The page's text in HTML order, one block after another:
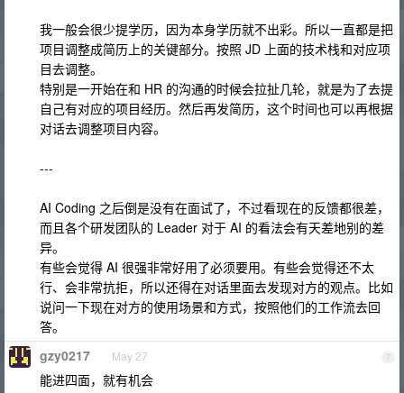
我一般会很少提学历，因为本身学历就不出彩。所以一直都是把
项目调整成简历上的关键部分。按照 JD 上面的技术栈和对应项
目去调整。
特别是一开始在和 HR 的沟通的时候会拉扯几轮，就是为了去提
自己有对应的项目经历。然后再发简历，这个时间也可以再根据
对话去调整项目内容。
---
AI Coding 之后倒是没有在面试了，不过看现在的反馈都很差，
而且各个研发团队的 Leader 对于 AI 的看法会有天差地别的差
异。
有些会觉得 AI 很强非常好用了必须要用。有些会觉得还不太
行、会非常抗拒，所以还得在对话里面去发现对方的观点。比如
说问一下现在对方的使用场景和方式，按照他们的工作流去回
答。
7
gzy0217 May 27
能进四面，就有机会